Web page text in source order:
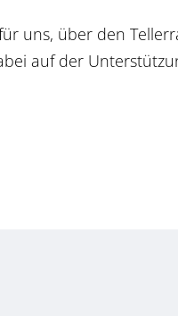
uns, über den
auf der